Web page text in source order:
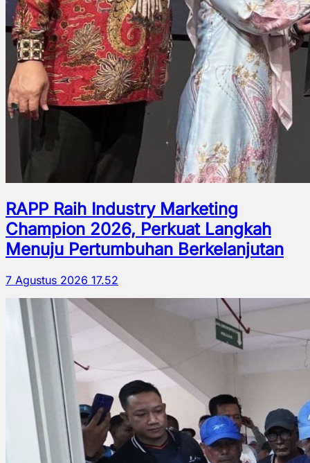
RAPP Raih Industry Marketing
Champion 2026, Perkuat Langkah
Menuju Pertumbuhan Berkelanjutan
7 Agustus 2026 17.52